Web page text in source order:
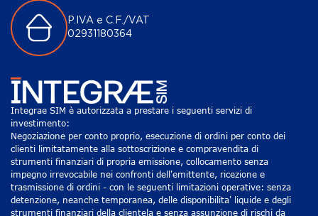
P.IVA e C.F./VAT
02931180364
Integrae SIM è autorizzata a prestare i seguenti servizi di
investimento:
Negoziazione per conto proprio, esecuzione di ordini per conto dei
clienti limitatamente alla sottoscrizione e compravendita di
strumenti finanziari di propria emissione, collocamento senza
impegno irrevocabile nei confronti dell'emittente, ricezione e
trasmissione di ordini - con le seguenti limitazioni operative: senza
detenzione, neanche temporanea, delle disponibilita' liquide e degli
strumenti finanziari della clientela e senza assunzione di rischi da